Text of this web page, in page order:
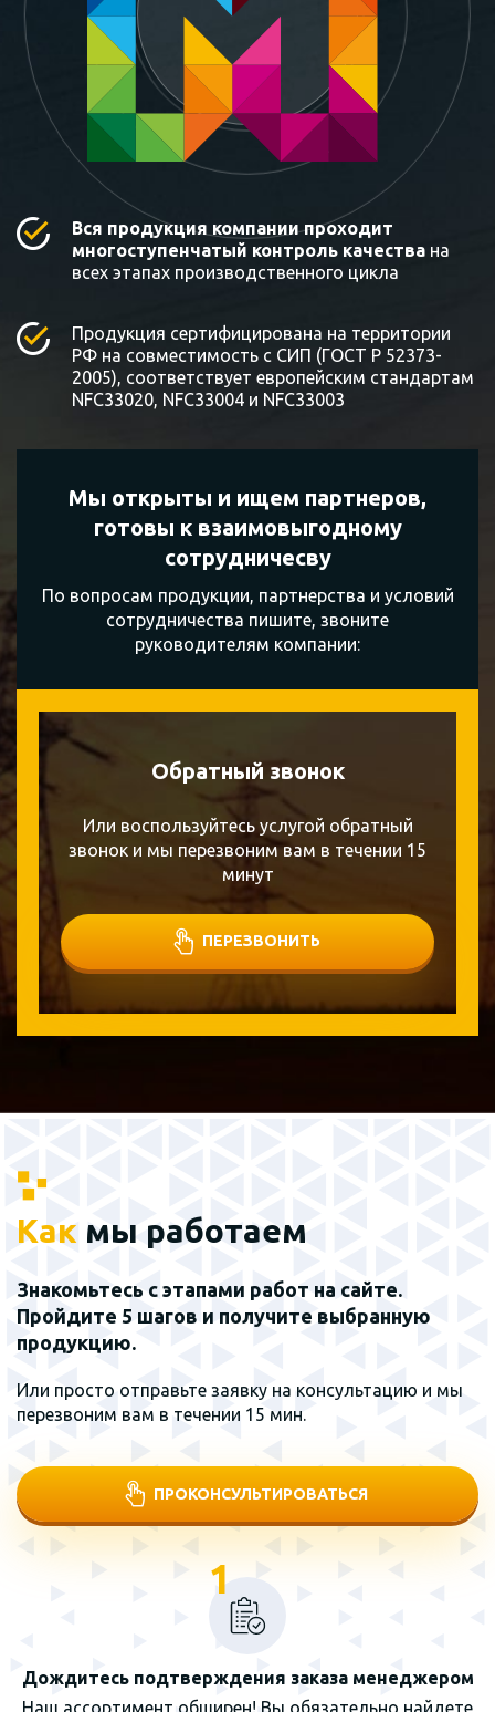
Вся продукция компании проходит
многоступенчатый контроль качества на
всех этапах производственного цикла
Продукция сертифицирована на территории
РФ на совместимость с СИП (ГОСТ Р 52373-
2005), соответствует европейским стандартам
NFC33020, NFC33004 и NFC33003
Мы открыты и ищем партнеров,
готовы квзаимовыгодному
сотрудничесву
По вопросам продукции, партнерства и условий
сотрудничества пишите, звоните
руководителям компании:
Обратный звонок
Или воспользуйтесь услугой обратный
звонок и мы перезвоним вам в течении 15
минут
ПЕРЕЗВОНИТЬ
Как мы работаем
Знакомьтесь с этапами работ на сайте.
Пройдите 5 шагов и получите выбранную
продукцию.
Или просто отправьте заявку на консультацию и мы
перезвоним вам в течении 15 мин.
ПРОКОНСУЛЬТИРОВАТЬСЯ
1
Дождитесь подтверждения заказа менеджером
Наш ассортимент обширен! Вы обязательно найдете